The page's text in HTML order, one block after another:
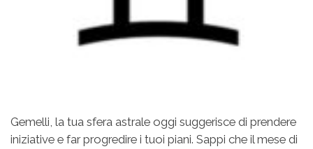
Gemelli, la tua sfera astrale oggi suggerisce di prendere
iniziative e far progredire i tuoi piani. Sappi che il mese di